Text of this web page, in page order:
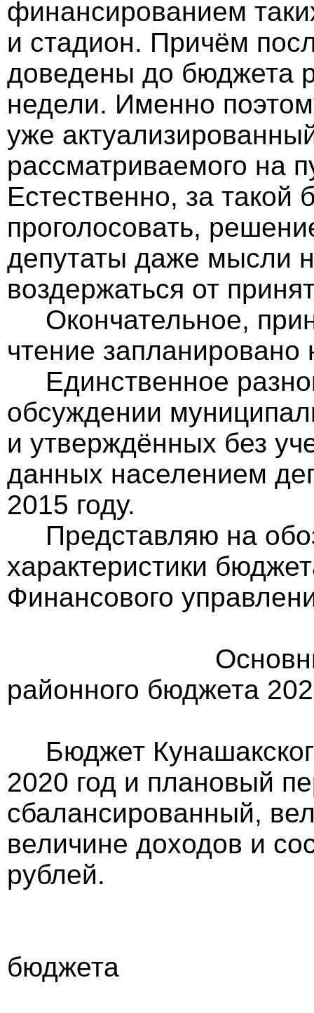
финансированием
и стадион. Причём
доведены до бюджета
недели. Именно
уже
рассматриваемого на
Естественно, за
проголосовать,
депутаты даже мысли
воздержаться от
Окончательное,
чтение запланировано
Единственное
обсуждении
и утверждённых без
данных населением
2015 году.
Представляю на
характеристики
Финансового
Основные
районного бюджета
Бюджет
2020 год и плановый
сбалансированный,
величине доходов и
рублей.
бюджета